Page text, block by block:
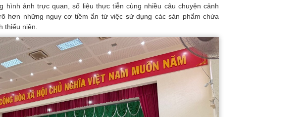
hình ảnh trực quan, số liệu thực tiễn cùng nhiều câu chuyện cảnh
hơn những nguy cơ tiềm ẩn từ việc sử dụng các sản phẩm chứa
thiếu niên.